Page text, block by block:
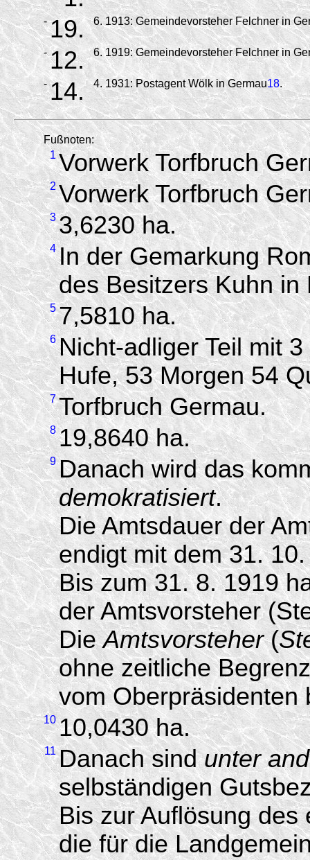
- 19. 6. 1913: Gemeindevorsteher Felchner in
- 12. 6. 1919: Gemeindevorsteher Felchner in
- 14. 4. 1931: Postagent Wölk in Germau18.
Fußnoten:
1 Vorwerk Torfbruch
2 Vorwerk Torfbruch
3 3,6230 ha.
4 In der Gemarkung
des Besitzers Kuhn in
5 7,5810 ha.
6 Nicht-adliger Teil mit
Hufe, 53 Morgen 54
7 Torfbruch Germau.
8 19,8640 ha.
9 Danach wird das
demokratisiert.
Die Amtsdauer der
endigt mit dem 31.
Bis zum 31. 8. 1919
der Amtsvorsteher
DieAmtsvorsteher(
ohne zeitliche
vom Oberpräsidenten
10 10,0430 ha.
11 Danach sindunter
selbständigen
Bis zur Auflösung des
die für die